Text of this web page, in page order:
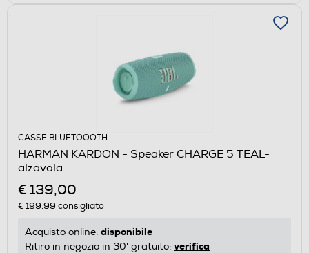
CASSE BLUETOOOTH
HARMAN KARDON - Speaker CHARGE 5 TEAL-
alzavola
€ 139,00
€ 199,99 consigliato
Acquisto online: disponibile
Ritiro in negozio in 30' gratuito: verifica